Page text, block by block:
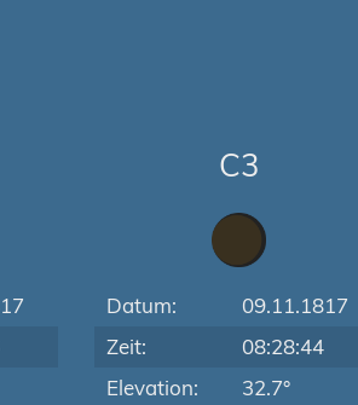
C3
Datum:
09.11.1817
Zeit:
08:28:44
Elevation:
32.7°